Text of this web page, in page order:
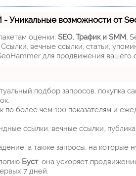
возможности от
оценки: SEO, Трафик и SMM.
вечные ссылки, статьи,
для продвижения вашего
подбор запросов, покупка
по более чем 100 показателям и
ссылки, вечные ссылки,
а также запросы, на которые
Буст, она ускоряет
7 дней.